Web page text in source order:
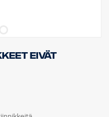
eivät